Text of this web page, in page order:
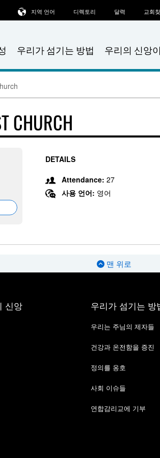
우리가 섬기는 방법 우리의 신앙
지역 언어 디렉토리 달력 교회
CHURCH
DETAILS
Attendance: 27
사용 언어: 영어
맨 위로
신앙 우리가 섬기는 방
우리는 주님의 제자들
건강과 온전함을 증진
정의를 옹호
사회 이슈들
연합감리교에 기부